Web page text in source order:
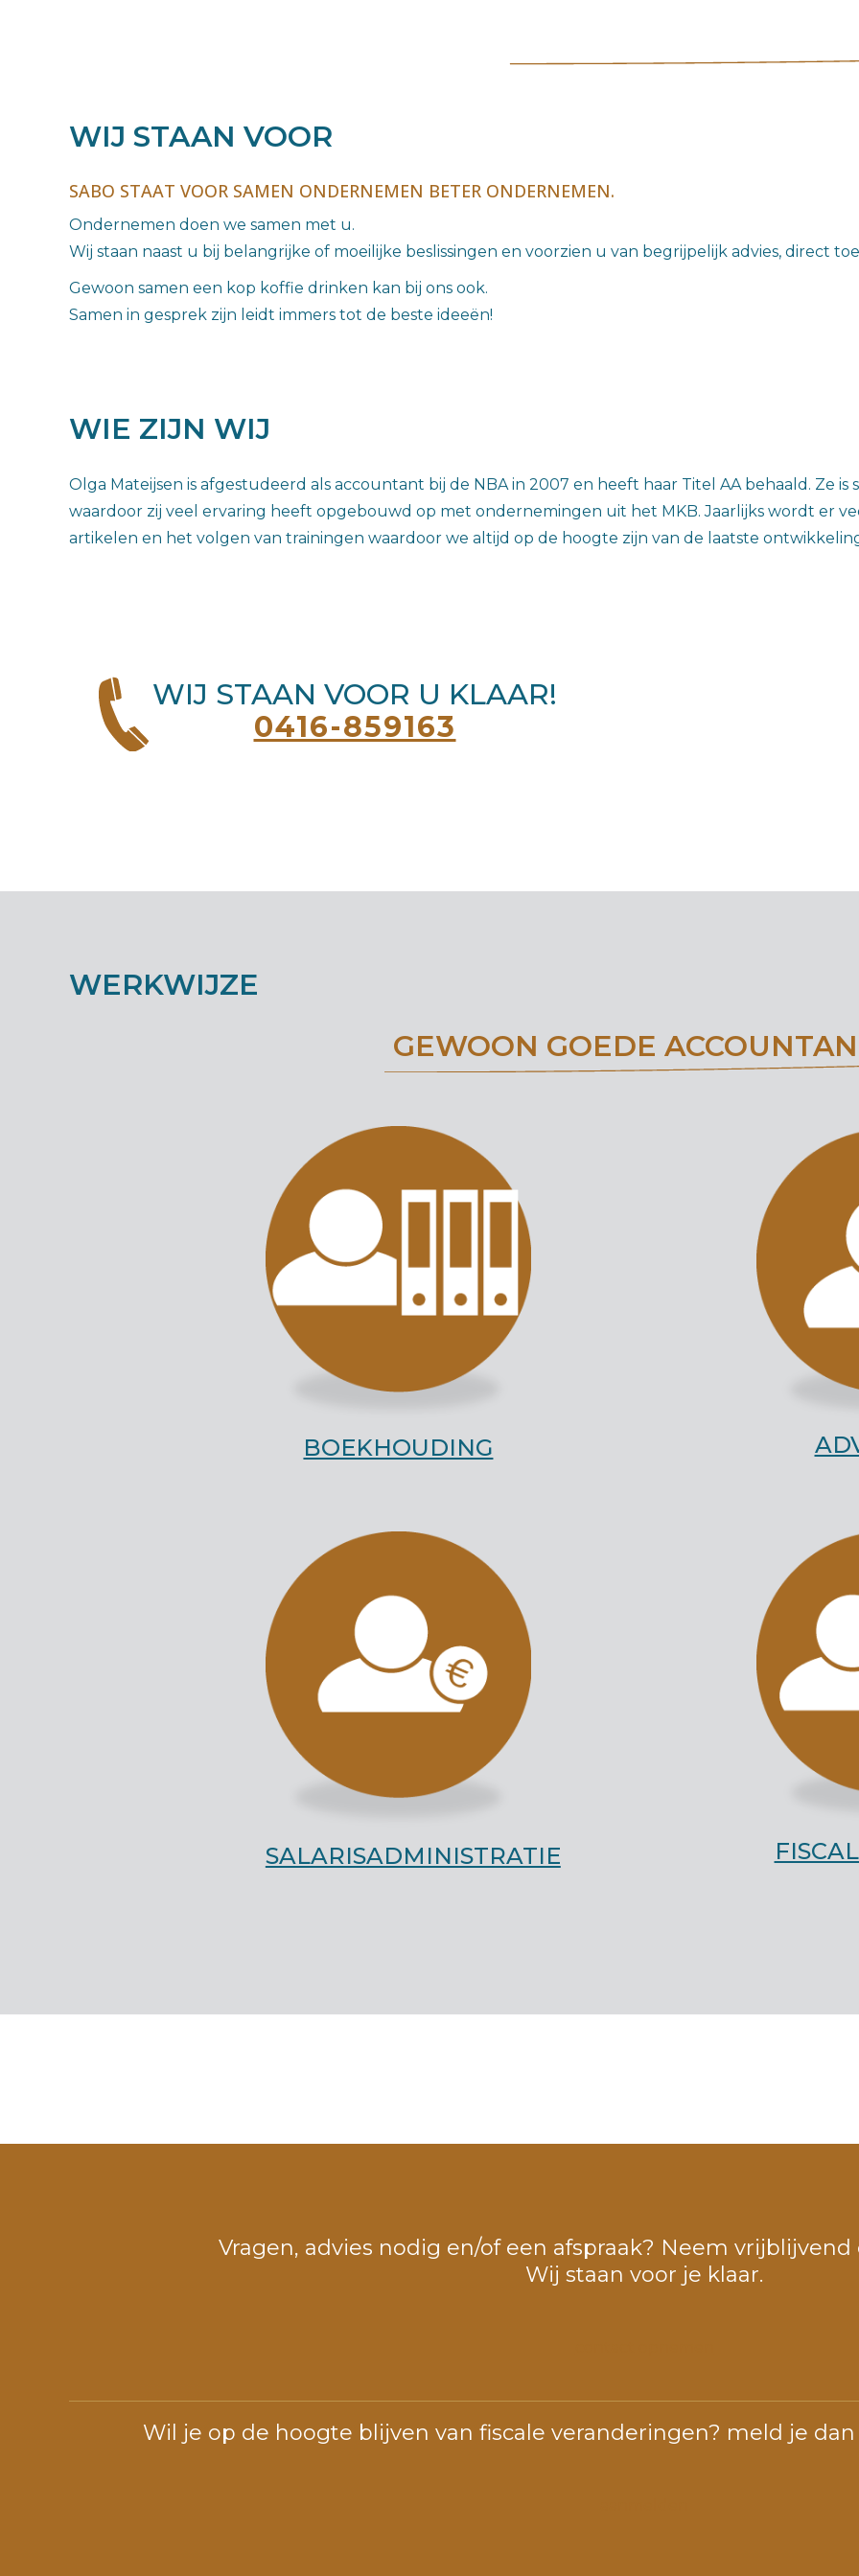
WIJ STAAN VOOR
SABO STAAT VOOR SAMEN ONDERNEMEN BETER ONDERNEMEN.
Ondernemen doen we samen met u.
Wij staan naast u bij belangrijke of moeilijke beslissingen en voorzien u van begrijpelijk advies, direct
Gewoon samen een kop koffie drinken kan bij ons ook.
Samen in gesprek zijn leidt immers tot de beste ideeën!
WIE ZIJN WIJ
Olga Mateijsen is afgestudeerd als accountant bij de NBA in 2007 en heeft haar Titel AA behaald. Ze is
waardoor zij veel ervaring heeft opgebouwd op met ondernemingen uit het MKB. Jaarlijks wordt er
artikelen en het volgen van trainingen waardoor we altijd op de hoogte zijn van de laatste
WIJ STAAN VOOR U KLAAR!
0416-859163
WERKWIJZE
GEWOON GOEDE
BOEKHOUDING
SALARISADMINISTRATIE
Vragen, advies nodig en/of een afspraak? Neem
Wij staan voor je klaar.
Wil je op de hoogte blijven van fiscale veranderingen? meld je